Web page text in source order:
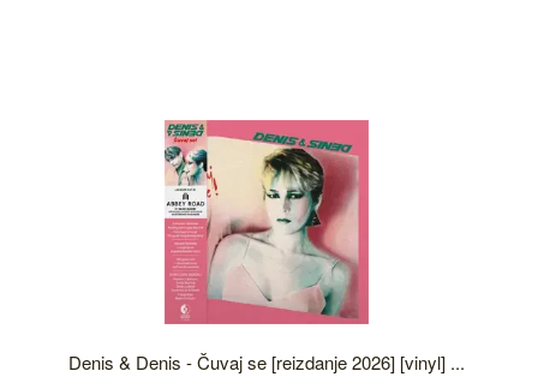
Denis & Denis - Čuvaj se [reizdanje 2026] [vinyl] ...